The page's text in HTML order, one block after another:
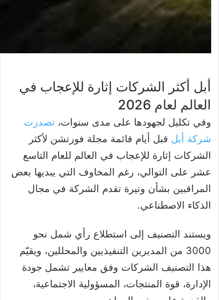
أبل أكثر الشركات إثارة للإعجاب في
العالم لعام 2026
وفي تكليل لجهودها على مدى سنوات، تصدرت
شركة أبل قبل أيام قائمة مجلة فورتشن لأكثر
الشركات إثارة للإعجاب في العالم للعام التاسع
عشر على التوالي، رغم المخاوف التي يبديها بعض
المراقبين بشأن وتيرة تقدم الشركة في مجال
الذكاء الاصطناعي.
ويستند التصنيف إلى استطلاع رأي شمل نحو
3000 من المديرين التنفيذيين والمحللين، ويقيّم
هذا التصنيف الشركات وفق معايير تشمل جودة
الإدارة، قوة المنتجات، المسؤولية الاجتماعية،